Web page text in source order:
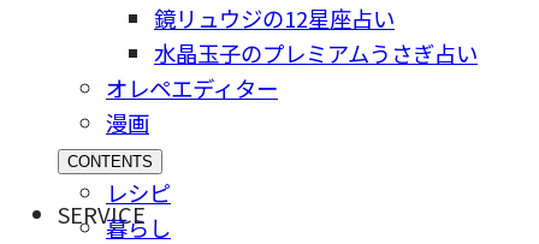
鏡リュウジの12星座占い
水晶玉子のプレミアムうさぎ占い
オレペエディター
漫画
CONTENTS
レシピ
暮らし
SERVICE